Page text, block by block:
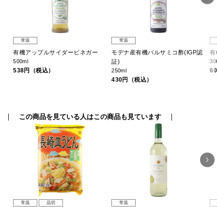
常温
有機アップルサイダービネガー
500ml
538円（税込）
常温
モデナ産有機バルサミコ酢(IGP認
証)
250ml
430円（税込）
この商品を見ている人はこの商品も見ています
常温 品切 常温